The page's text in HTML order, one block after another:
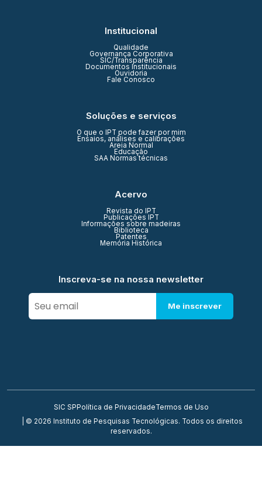
Institucional
Qualidade
Governança Corporativa
SIC/Transparência
Documentos Institucionais
Ouvidoria
Fale Conosco
Soluções e serviços
O que o IPT pode fazer por mim
Ensaios, análises e calibrações
Areia Normal
Educação
SAA Normas técnicas
Acervo
Revista do IPT
Publicações IPT
Informações sobre madeiras
Biblioteca
Patentes
Memória Histórica
Inscreva-se na nossa newsletter
Me inscrever
SIC SP Política de PrivacidadeTermos de Uso
| © 2026 Instituto de Pesquisas Tecnológicas. Todos os direitos
reservados.